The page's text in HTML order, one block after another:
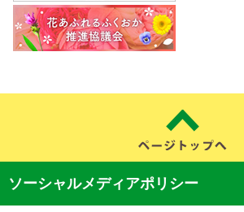
ソーシャルメディアポリシー